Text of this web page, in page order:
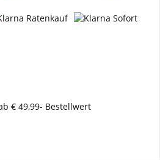
€ 49,99- Bestellwert